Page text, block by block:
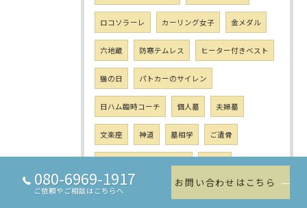
ロコソラーレ カーリング女子 金メダル
六地蔵 防寒テムレス ヒーター付きベスト
猫の日 パトカーのサイレン
日ハム臨時コーチ 個人墓 夫婦墓
文楽座 神道 墓相学 ご遺骨
お墓の夢 東日本大震災から11年
080-6969-1917
ご依頼やご相談はこちらへ
お問い合わせはこちら